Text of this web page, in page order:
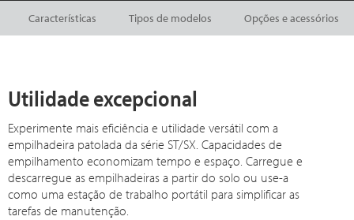
Características Tipos de modelos Opções e acessórios
Utilidade excepcional
Experimente mais eficiência e utilidade versátil com a
empilhadeira patolada da série ST/SX. Capacidades de
empilhamento economizam tempo e espaço. Carregue e
descarregue as empilhadeiras a partir do solo ou use-a
como uma estação de trabalho portátil para simplificar as
tarefas de manutenção.